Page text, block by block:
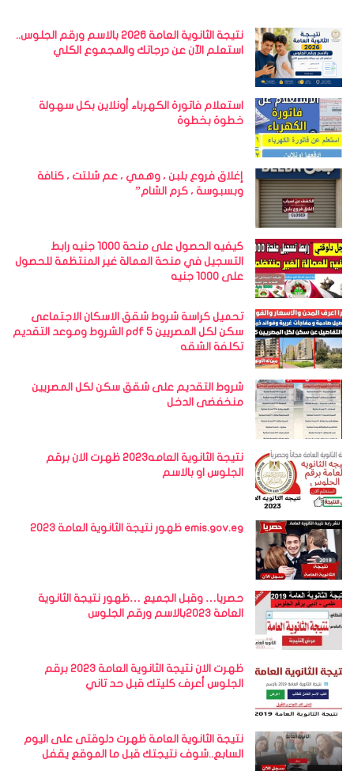
نتيجة الثانوية العامة 2026 بالاسم ورقم الجلوس..
استعلم الآن عن درجاتك والمجموع الكلي
استعلام فاتورة الكهرباء أونلاين بكل سهولة
خطوة بخطوة
إغلاق فروع بلبن ، وهمي ، عم شلتت ، كنافة
وبسبوسة ، كرم الشام”
كيفيه الحصول على منحة 1000 جنيه رابط
التسجيل في منحة العمالة غير المنتظمة للحصول
على 1000 جنيه
تحميل كراسة شروط شقق الاسكان الاجتماعى
سكن لكل المصريين 5 pdf الشروط وموعد التقديم
تكلفة الشقه
شروط التقديم على شقق سكن لكل المصريين
منخفضى الدخل
نتيجة الثانوية العامه2023 ظهرت الان برقم
الجلوس او بالاسم
emis.gov.eg ظهور نتيجة الثانوية العامة 2023
حصريا… وقبل الجميع …ظهور نتيجة الثانوية
العامة 2023بالاسم ورقم الجلوس
ظهرت الان نتيجة الثانوية العامة 2023 برقم
الجلوس أعرف كليتك قبل حد تاني
نتيجة الثانوية العامة ظهرت دلوقتى على اليوم
السابع..شوف نتيجتك قبل ما الموقع يقفل